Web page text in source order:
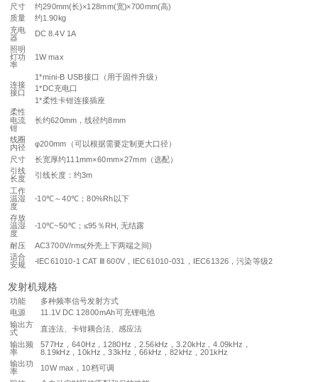
尺寸
约290mm(长)×128mm(宽)×700mm(高)
质量
约1.90kg
充电
器 DC 8.4V 1A
照明
灯功
率
1W max
连接
接口
1*mini-B USB接口（用于固件升级）
1*DC充电口
1*柔性卡钳连接插座
柔性
电流
钳
长约620mm，线径约8mm
线圈
内径 φ200mm（可以根据需要定制更大口径）
尺寸 长宽厚约111mm×60mm×27mm（选配）
引线
长度
引线长度：约3m
工作
温湿
度
-10℃～40℃；80%Rh以下
存放
温湿
度
-10℃~50℃；≤95％RH, 无结露
耐压 AC3700V/rms(外壳上下两端之间)
适合
安规 -IEC61010-1 CAT Ⅲ 600V，IEC61010-031，IEC61326，污染等级2
发射机规格
功能
多种频率信号发射方式
电源
11.1V DC 12800mAh可充锂电池
输出方
式
直连法、卡钳耦合法、感应法
输出频
率
577Hz，640Hz，1280Hz，2.56kHz，3.20kHz，4.09kHz，
8.19kHz，10kHz，33kHz，66kHz，82kHz，201kHz
输出功
率
10W max，10档可调